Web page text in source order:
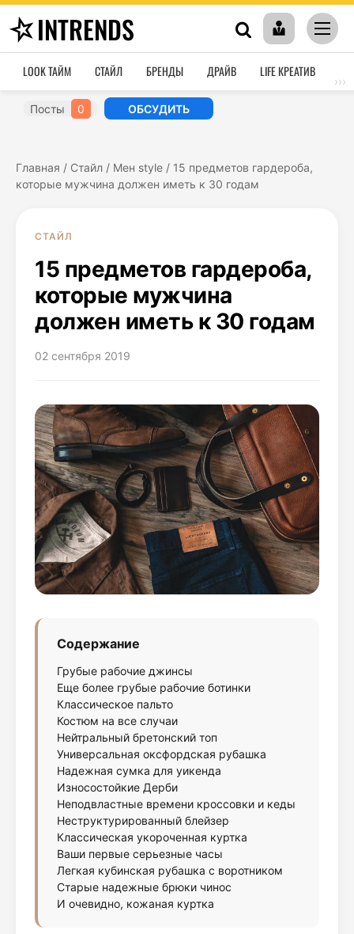
INTRENDS
LOOK ТАЙМ СТАЙЛ БРЕНДЫ ДРАЙВ LIFE КРЕАТИВ
›››
Посты 0 ОБСУДИТЬ
Главная / Стайл / Мен style / 15 предметов гардероба,
которые мужчина должен иметь к 30 годам
СТАЙЛ
15 предметов гардероба,
которые мужчина
должен иметь к 30 годам
02 сентября 2019
Содержание
Грубые рабочие джинсы
Еще более грубые рабочие ботинки
Классическое пальто
Костюм на все случаи
Нейтральный бретонский топ
Универсальная оксфордская рубашка
Надежная сумка для уикенда
Износостойкие Дерби
Неподвластные времени кроссовки и кеды
Неструктурированный блейзер
Классическая укороченная куртка
Ваши первые серьезные часы
Легкая кубинская рубашка с воротником
Старые надежные брюки чинос
И очевидно, кожаная куртка